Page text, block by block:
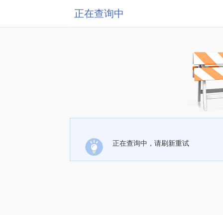
正在查询中
正在查询中，请刷新重试